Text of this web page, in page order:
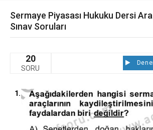
Sermaye Piyasası Hukuku Dersi Ara
Sınav Soruları
20
SORU
1.